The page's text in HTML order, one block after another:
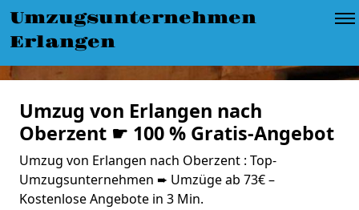
Umzugsunternehmen
Erlangen
Umzug von Erlangen nach
Oberzent ☛ 100 % Gratis-Angebot
Umzug von Erlangen nach Oberzent : Top-
Umzugsunternehmen ➨ Umzüge ab 73€ –
Kostenlose Angebote in 3 Min.